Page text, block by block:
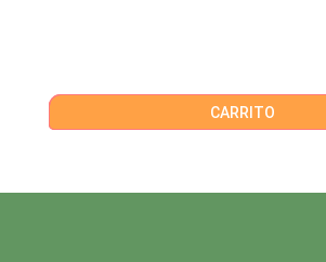
CARRITO